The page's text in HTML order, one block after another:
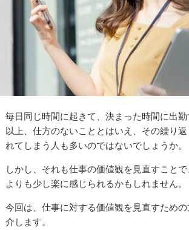
毎日同じ時間に起きて、決まった時間に出
以上、仕方のないこととはいえ、その繰り
れてしまう人も多いのではないでしょうか。
しかし、それも仕事の価値観を見直すこと
よりも少し楽に感じられるかもしれません。
今回は、仕事に対する価値観を見直すため
介します。